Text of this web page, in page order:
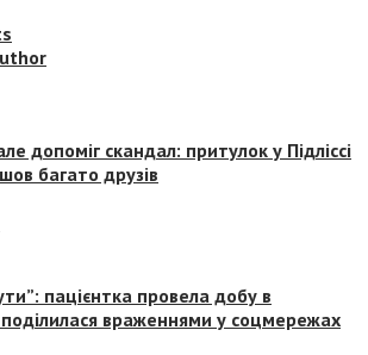
допоміг скандал: притулок у Підліссі
багато друзів
пацієнтка провела добу в
поділилася враженнями у соцмережах